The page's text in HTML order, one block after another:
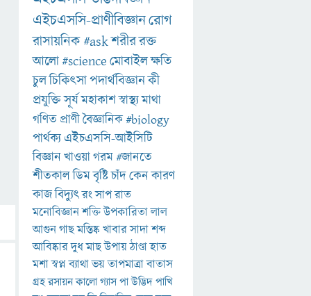
এইচএসসি-প্রাণীবিজ্ঞানরোগ
রাসায়নিক#askশরীররক্ত
আলো#scienceমোবাইলক্ষতি
চুলচিকিৎসাপদার্থবিজ্ঞানকী
প্রযুক্তিসূর্যমহাকাশস্বাস্থ্যমাথা
গণিত প্রাণীবৈজ্ঞানিক#biology
পার্থক্য এইচএসসি-আইসিটি
বিজ্ঞানখাওয়াগরম#জানতে
শীতকালডিমবৃষ্টিচাঁদকেনকারণ
কাজবিদ্যুৎরংসাপরাত
মনোবিজ্ঞানশক্তিউপকারিতালাল
আগুনগাছমস্তিষ্কখাবারসাদাশব্দ
আবিষ্কারদুধমাছউপায়ঠাণ্ডাহাত
মশাস্বপ্নব্যাথাভয়তাপমাত্রাবাতাস
গ্রহরসায়নকালোগ্যাসপাউদ্ভিদপাখি